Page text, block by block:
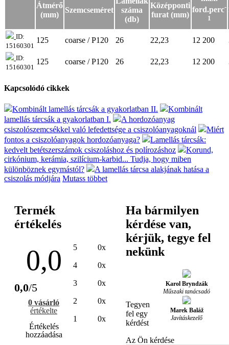
Átmérő
(mm)
Szemcseméret
száma
(db)
Középponti
furat (mm)
ford.perc-
1
ID:
15160301
125 coarse / P120 26 22,23 12 200
ID:
15160301
125 coarse / P120 26 22,23 12 200
Kapcsolódó cikkek
Kombinált lamellás tárcsák a gyakorlatban II.
Kombinált
lamellás tárcsák a gyakorlatban I.
A hordozóanyag
csiszolószemcsékkel való lefedettsége a csiszolóanyagoknál
Miért
fontos a csiszolóanyagok hordozóanyaga?
Lamellás tárcsák:
kedvelt betétszerszámok csiszoláshoz és polírozáshoz
Korund,
cirkónium, kerámia, szilícium-karbid... Tudja, hogy miben
különböznek egymástól?
A lamellás tárcsa alakjának hatása a
csiszolás módjára Mutass többet
Termék
értékelés
0,0
0,0/5
0 vásárló
értékelte
Értékelés
hozzáadása
5 0x
4 0x
3 0x
2 0x
1 0x
Ha bármilyen
kérdése van,
kérjük, tegye fel
nekünk
Karol Bryndzák
Műszaki tanácsadó
Marek Baláž
Javításkezelő
Tegyen
fel egy
kérdést
Az Ön kérdése